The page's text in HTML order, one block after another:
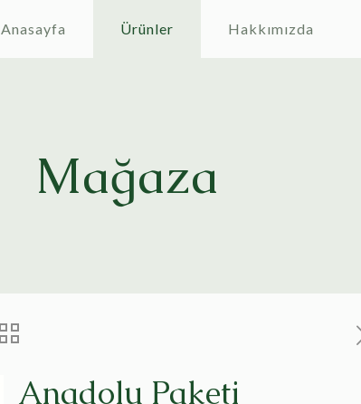
Anasayfa Ürünler Hakkımızda
Mağaza
Anadolu Paketi